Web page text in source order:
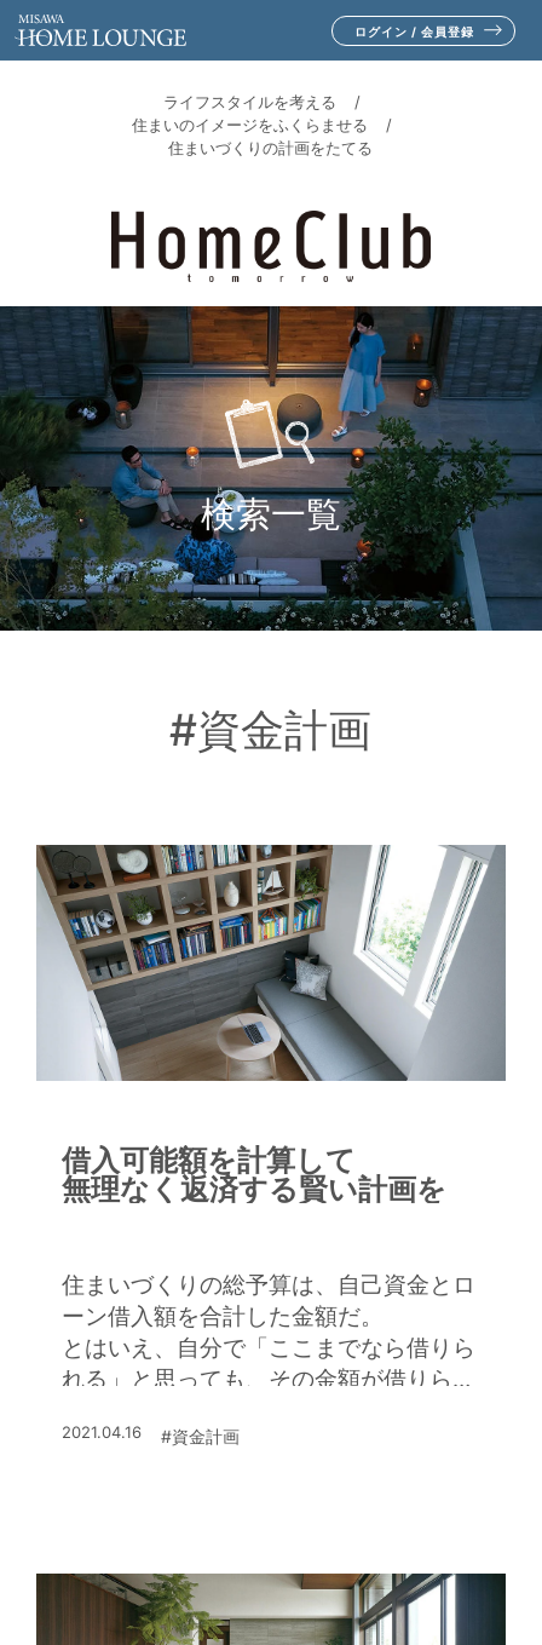
ログイン / 会員登録
ライフスタイルを考える
住まいのイメージをふくらませる
住まいづくりの計画をたてる
検索一覧
#資金計画
借入可能額を計算して
無理なく返済する賢い計画を
住まいづくりの総予算は、自己資金とロ
ーン借入額を合計した金額だ。
とはいえ、自分で「ここまでなら借りら
れる」と思っても、その金額が借りられ
2021.04.16 #資金計画